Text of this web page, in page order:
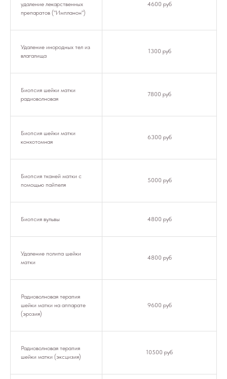
удаление лекарственных
препаратов ("Импланон")
4600 руб
Удаление инородных тел из
влагалища
1300 руб
Биопсия шейки матки
радиоволновая
7800 руб
Биопсия шейки матки
конхотомная
6300 руб
Биопсия тканей матки с
помощью пайпеля
5000 руб
Биопсия вульвы 4800 руб
Удаление полипа шейки
матки
4800 руб
Радиоволновая терапия
шейки матки на аппарате
(эрозия)
9600 руб
Радиоволновая терапия
шейки матки (эксцизия)
10500 руб